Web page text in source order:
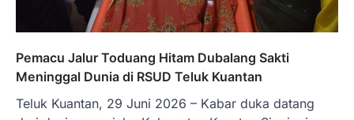
Pemacu Jalur Toduang Hitam Dubalang Sakti
Meninggal Dunia di RSUD Teluk Kuantan
Teluk Kuantan, 29 Juni 2026 – Kabar duka datang